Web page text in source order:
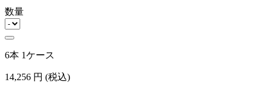
数量
6本 1ケース
14,256 円 (税込)